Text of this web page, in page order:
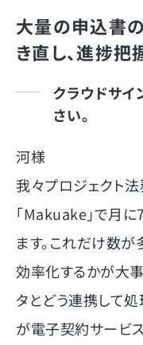
大量の申込書
き直し、進捗把
クラウドサイ
さい。
河様
我々プロジェクト
「Makuake」で月
ます。これだけ数
効率化するかが大
タとどう連携して処
が電子契約サービ